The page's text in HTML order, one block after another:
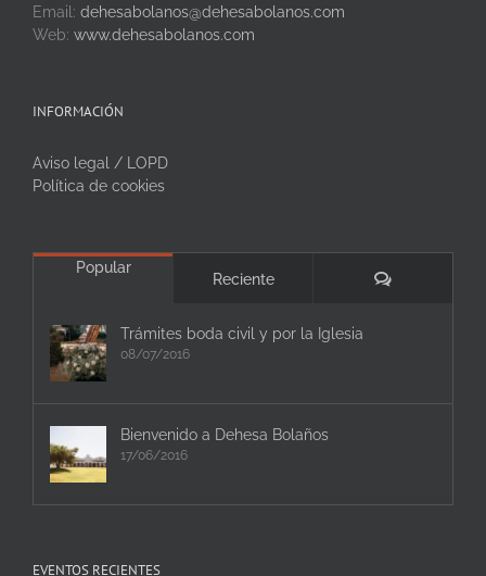
Email: dehesabolanos@dehesabolanos.com
Web: www.dehesabolanos.com
INFORMACIÓN
Aviso legal / LOPD
Política de cookies
Popular
Reciente Comentarios
Trámites boda civil y por la Iglesia
08/07/2016
Bienvenido a Dehesa Bolaños
17/06/2016
EVENTOS RECIENTES